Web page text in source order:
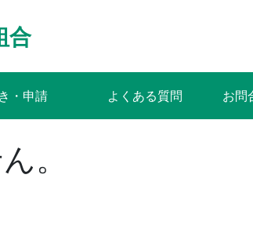
合
・申請 よくある質問 お問
。